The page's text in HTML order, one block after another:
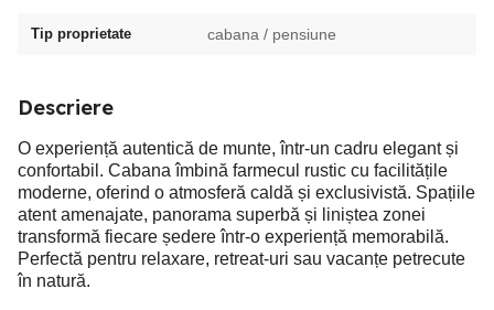
Tip proprietate cabana / pensiune
Descriere
O experiență autentică de munte, într-un cadru elegant și
confortabil. Cabana îmbină farmecul rustic cu facilitățile
moderne, oferind o atmosferă caldă și exclusivistă. Spațiile
atent amenajate, panorama superbă și liniștea zonei
transformă fiecare ședere într-o experiență memorabilă.
Perfectă pentru relaxare, retreat-uri sau vacanțe petrecute
în natură.